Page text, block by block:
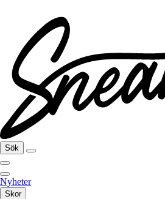
Sök
Nyheter
Skor